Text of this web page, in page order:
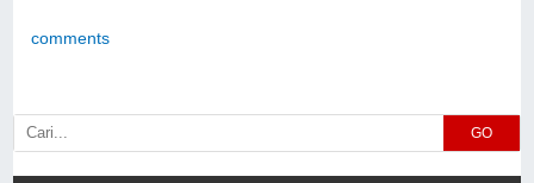
comments
GO